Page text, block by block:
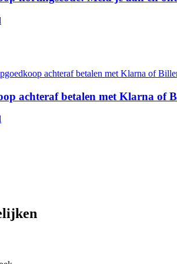
achteraf betalen met Klarna of